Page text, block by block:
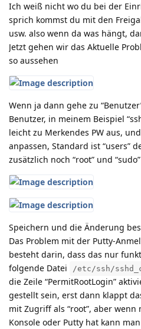
Ich weiß nicht wo du bei der
sprich kommst du mit den
usw. also wenn da was hängt,
Jetzt gehen wir das Aktuelle
so aussehen
Wenn ja dann gehe zu
Benutzer, in meinem Beispiel
leicht zu Merkendes PW aus,
anpassen, Standard ist “users”
zusätzlich noch “root” und
Speichern und die Änderung
Das Problem mit der Putty-
besteht darin, dass das nur
folgende Datei
/etc/ssh/
die Zeile “PermitRootLogin”
gestellt sein, erst dann klappt
mit Zugriff als “root”, aber
Konsole oder Putty hat kann